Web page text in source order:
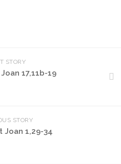
STORY
17,11b-19
STORY
Joan 1,29-34